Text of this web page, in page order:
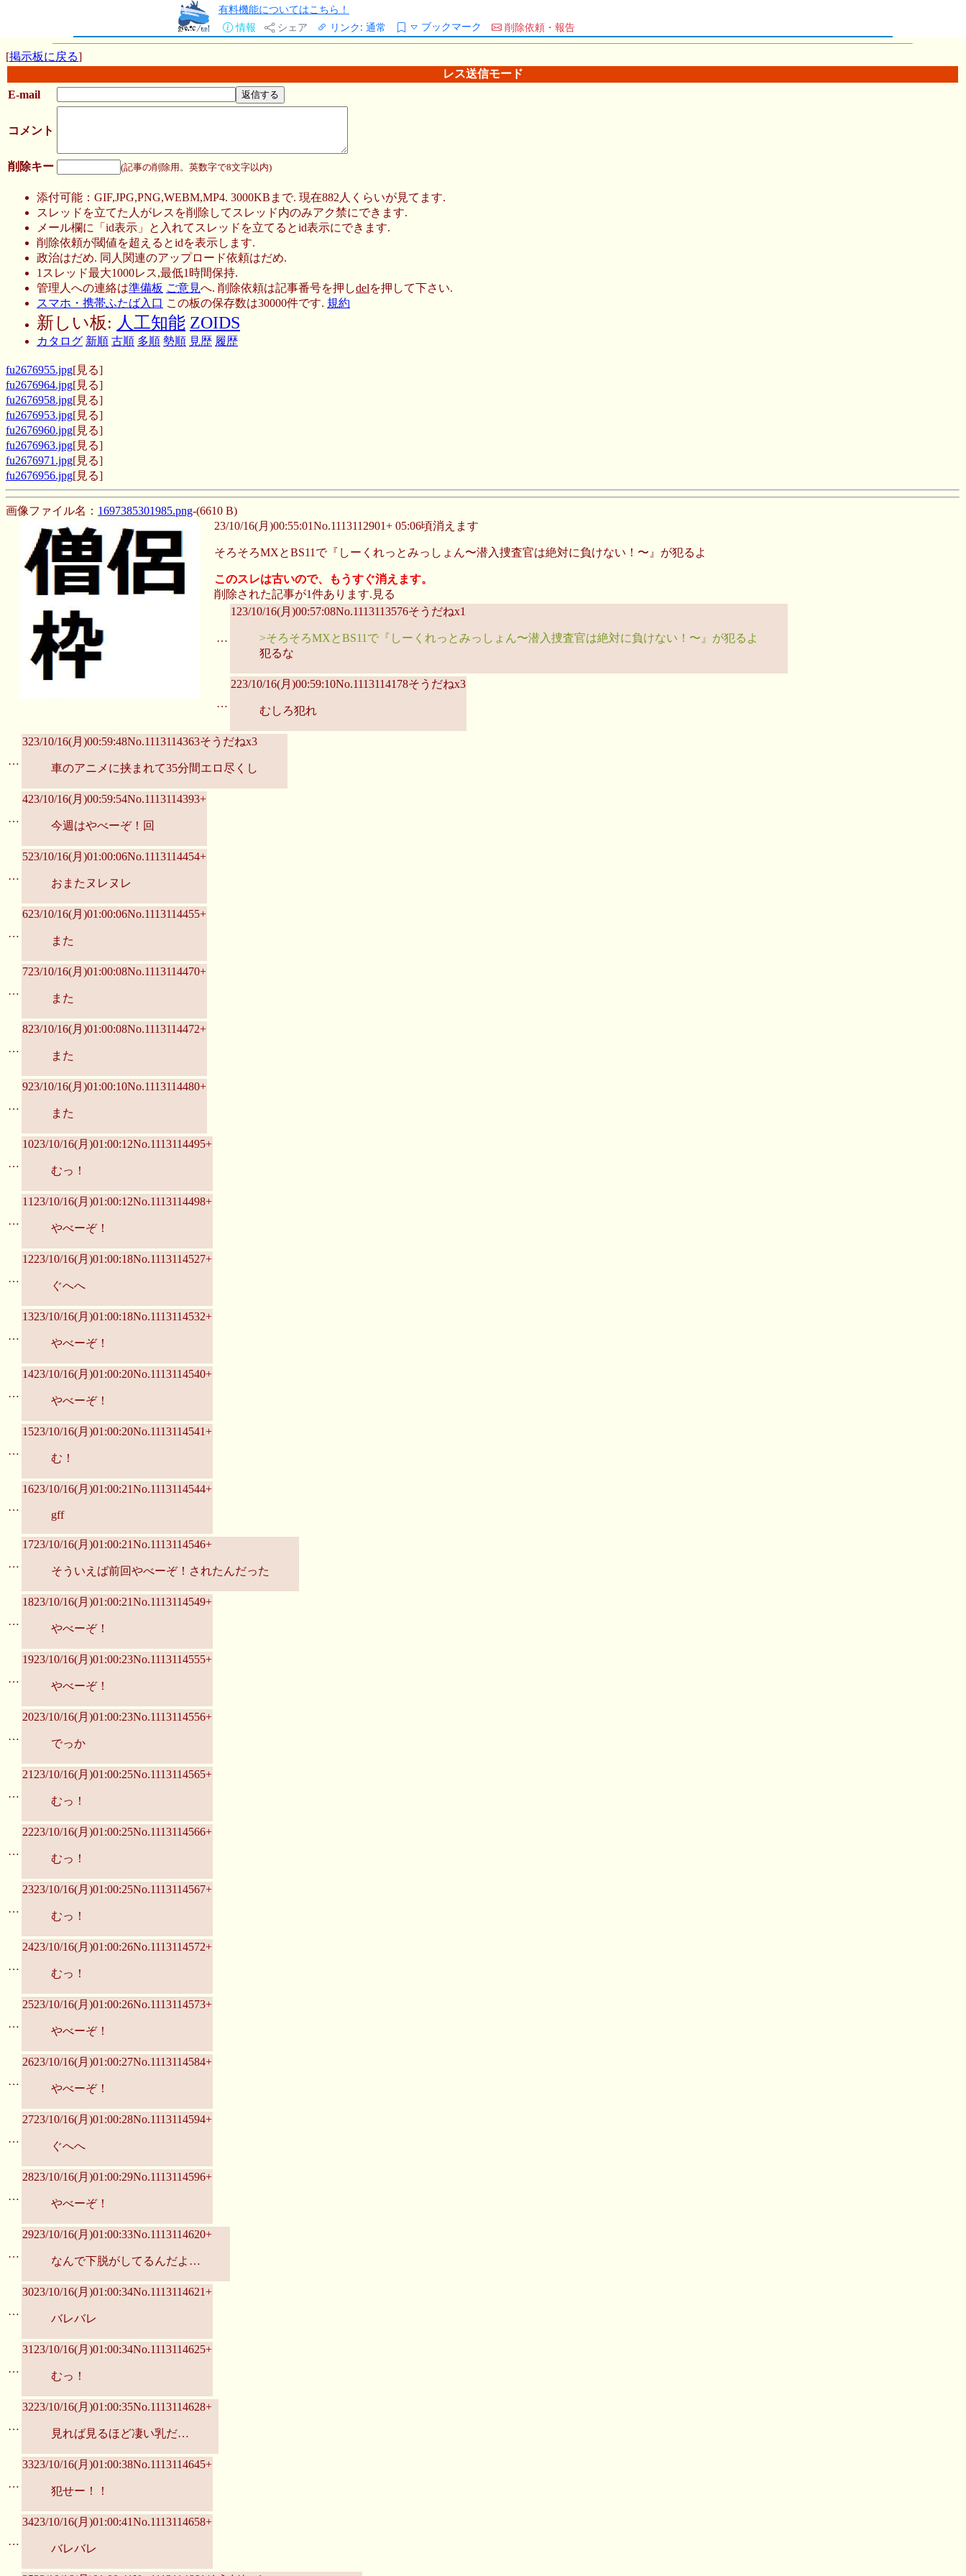
有料機能についてはこちら！
情報
シェア リンク: 通常 ブックマーク 削除依頼・報告